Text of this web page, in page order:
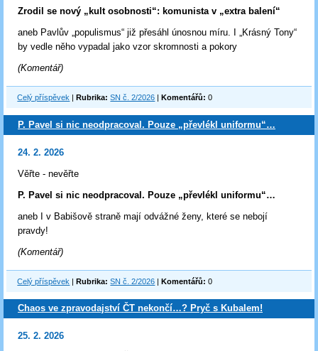
Zrodil se nový „kult osobnosti“: komunista v „extra balení“
aneb Pavlův „populismus“ již přesáhl únosnou míru. I „Krásný Tony“
by vedle něho vypadal jako vzor skromnosti a pokory
(Komentář)
Celý příspěvek |Rubrika: SN č. 2/2026 |Komentářů: 0
P. Pavel si nic neodpracoval. Pouze „převlékl uniformu“…
24. 2. 2026
Věřte - nevěřte
P. Pavel si nic neodpracoval. Pouze „převlékl uniformu“…
aneb I v Babišově straně mají odvážné ženy, které se nebojí
pravdy!
(Komentář)
Celý příspěvek |Rubrika: SN č. 2/2026 |Komentářů: 0
Chaos ve zpravodajství ČT nekončí…? Pryč s Kubalem!
25. 2. 2026